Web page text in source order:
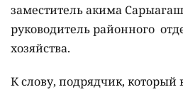
заместитель акима
руководитель районного
хозяйства.
К слову, подрядчик, который